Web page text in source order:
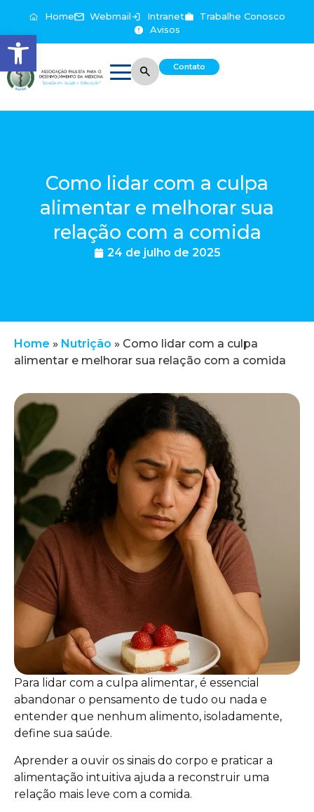
Abrir a barra de ferramentas
Home Webmail Intranet
Trabalhe Conosco
Avisos
Contato
Como lidar com a culpa
alimentar e melhorar sua
relação com a comida
24 de julho de 2025
Home » Nutrição » Como lidar com a culpa
alimentar e melhorar sua relação com a comida
Para lidar com a culpa alimentar, é essencial
abandonar o pensamento de tudo ou nada e
entender que nenhum alimento, isoladamente,
define sua saúde.
Aprender a ouvir os sinais do corpo e praticar a
alimentação intuitiva ajuda a reconstruir uma
relação mais leve com a comida.